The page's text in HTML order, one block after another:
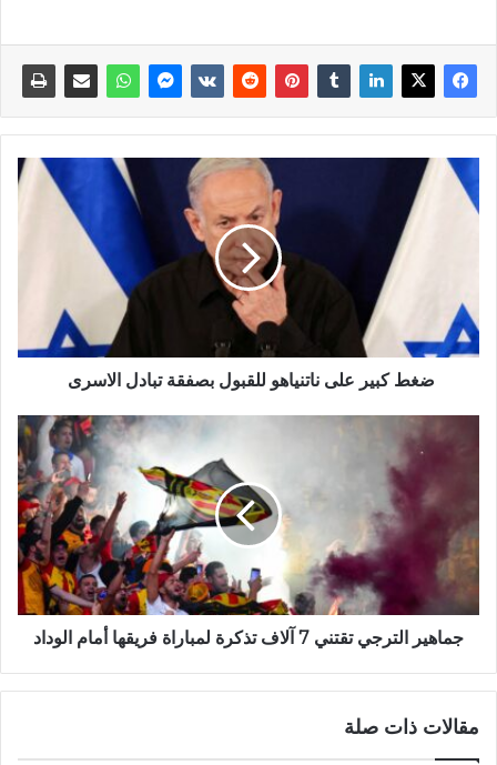
ضغط كبير على ناتنياهو للقبول بصفقة تبادل الاسرى
جماهير الترجي تقتني 7 آلاف تذكرة لمباراة فريقها أمام الوداد
مقالات ذات صلة